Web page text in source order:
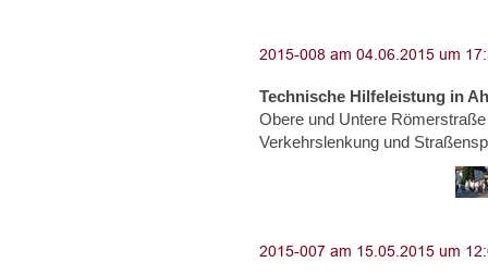
Technische Hilfeleistung in
Obere und Untere
Verkehrslenkung und